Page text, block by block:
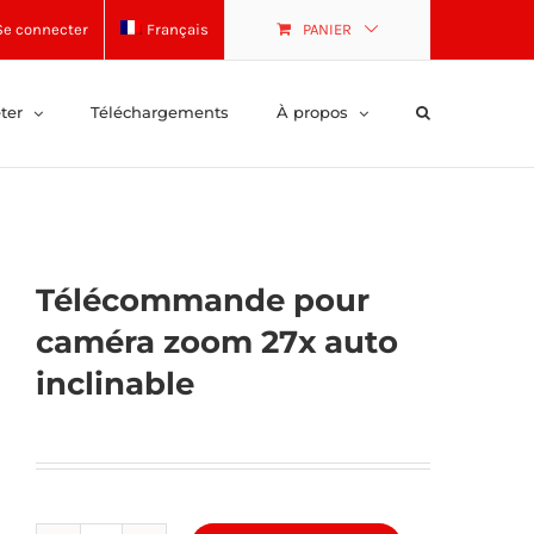
connecter Français PANIER
Téléchargements À propos
Télécommande pour
caméra zoom 27x auto
inclinable